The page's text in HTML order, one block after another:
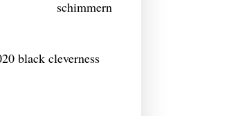
schimmern
black cleverness